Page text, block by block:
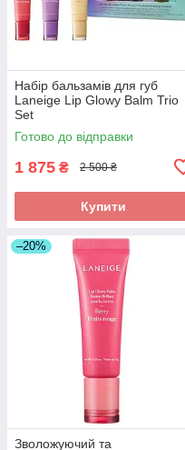
Набір бальзамів для губ
Laneige Lip Glowy Balm Trio
Set
Готово до відправки
1 875 ₴ 2 500 ₴
Купити
–20%
Зволожуючий та